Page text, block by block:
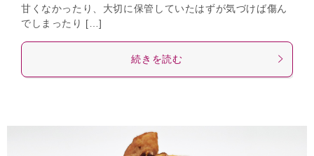
甘くなかったり、大切に保管していたはずが気づけば傷ん
でしまったり […]
続きを読む